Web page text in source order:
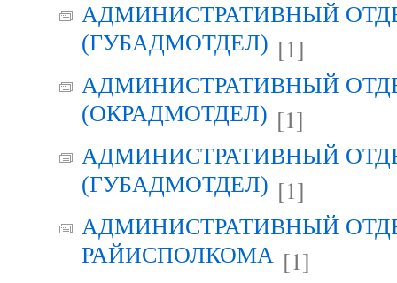
АДМИНИСТРАТИВНЫЙ
(ГУБАДМОТДЕЛ) [1]
АДМИНИСТРАТИВНЫЙ
(ОКРАДМОТДЕЛ) [1]
АДМИНИСТРАТИВНЫЙ
(ГУБАДМОТДЕЛ) [1]
АДМИНИСТРАТИВНЫЙ
РАЙИСПОЛКОМА [1]